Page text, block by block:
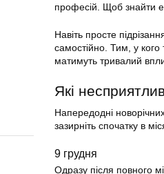
професій. Щоб знайти
Навіть просте
самостійно. Тим, у
матимуть тривалий
Які
Напередодні
зазирніть спочатку в
9 грудня
Одразу після повного